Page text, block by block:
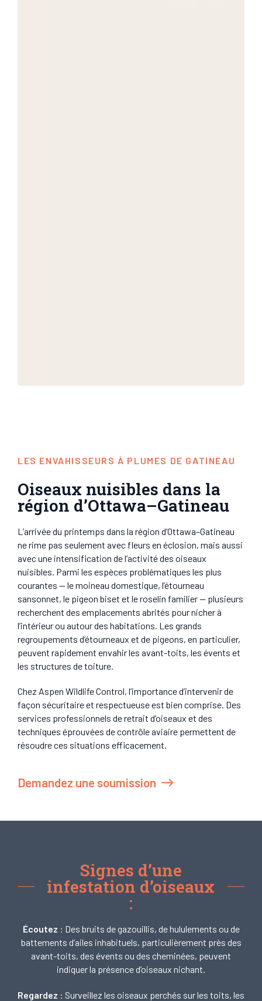
LES ENVAHISSEURS À PLUMES DE GATINEAU
Oiseaux nuisibles dans la
région d’Ottawa–Gatineau
L’arrivée du printemps dans la région d’Ottawa–Gatineau
ne rime pas seulement avec fleurs en éclosion, mais aussi
avec une intensification de l’activité des oiseaux
nuisibles. Parmi les espèces problématiques les plus
courantes — le moineau domestique, l’étourneau
sansonnet, le pigeon biset et le roselin familier — plusieurs
recherchent des emplacements abrités pour nicher à
l’intérieur ou autour des habitations. Les grands
regroupements d’étourneaux et de pigeons, en particulier,
peuvent rapidement envahir les avant-toits, les évents et
les structures de toiture.
Chez Aspen Wildlife Control, l’importance d’intervenir de
façon sécuritaire et respectueuse est bien comprise. Des
services professionnels de retrait d’oiseaux et des
techniques éprouvées de contrôle aviaire permettent de
résoudre ces situations efficacement.
Demandez une soumission
Signes d’une
infestation d’oiseaux
:
Écoutez : Des bruits de gazouillis, de hululements ou de
battements d’ailes inhabituels, particulièrement près des
avant-toits, des évents ou des cheminées, peuvent
indiquer la présence d’oiseaux nichant.
Regardez : Surveillez les oiseaux perchés sur les toits, les